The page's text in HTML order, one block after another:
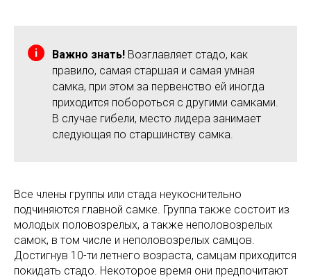
Важно знать! Возглавляет стадо, как
правило, самая старшая и самая умная
самка, при этом за первенство ей иногда
приходится побороться с другими самками.
В случае гибели, место лидера занимает
следующая по старшинству самка.
Все члены группы или стада неукоснительно
подчиняются главной самке. Группа также состоит из
молодых половозрелых, а также неполовозрелых
самок, в том числе и неполовозрелых самцов.
Достигнув 10-ти летнего возраста, самцам приходится
покидать стадо. Некоторое время они предпочитают